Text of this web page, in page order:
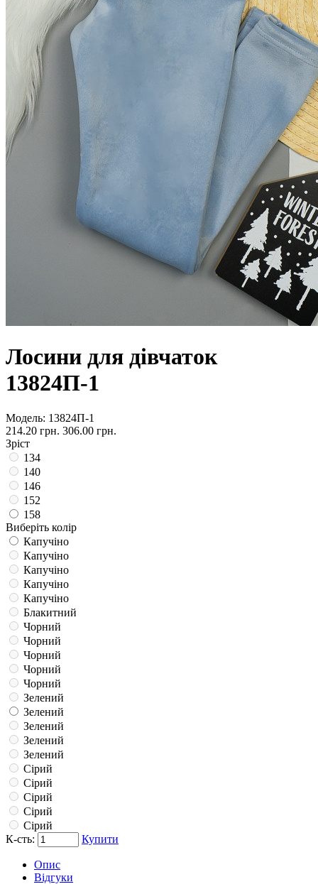
Лосини для дівчаток
13824П-1
Модель: 13824П-1
214.20 грн. 306.00 грн.
Зріст
134
140
146
152
158
Виберіть колір
Капучіно
Капучіно
Капучіно
Капучіно
Капучіно
Блакитний
Чорний
Чорний
Чорний
Чорний
Чорний
Зелений
Зелений
Зелений
Зелений
Зелений
Сірий
Сірий
Сірий
Сірий
Сірий
К-сть:
Купити
Опис
Відгуки